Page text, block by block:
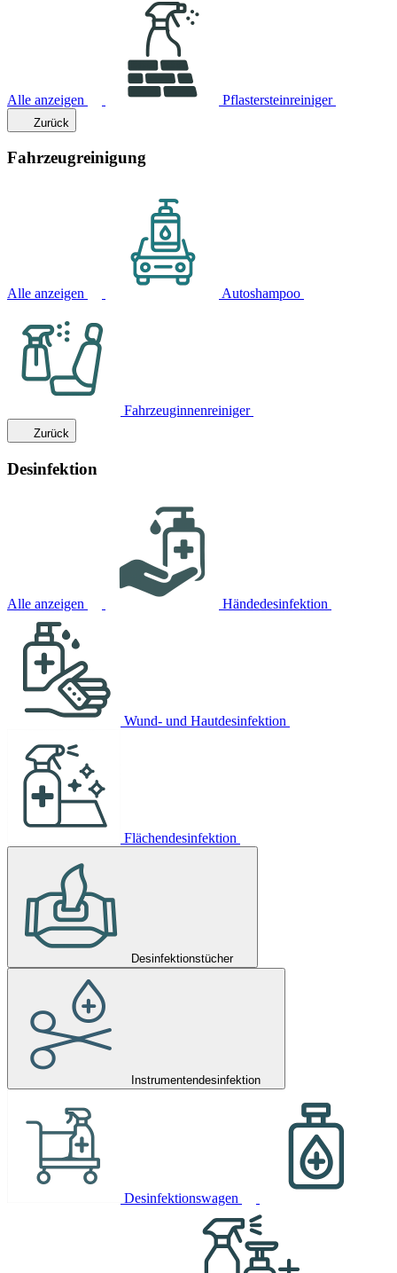
Alle anzeigen Pflastersteinreiniger
Zurück
Fahrzeugreinigung
Alle anzeigen Autoshampoo
Fahrzeuginnenreiniger
Zurück
Desinfektion
Alle anzeigen Händedesinfektion
Wund- und Hautdesinfektion
Flächendesinfektion
Desinfektionstücher
Instrumentendesinfektion
Desinfektionswagen